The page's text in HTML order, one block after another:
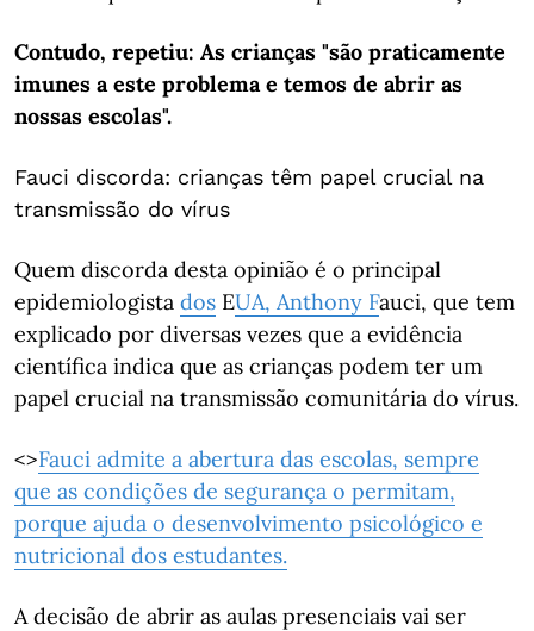
Contudo, repetiu: As crianças "são praticamente
imunes a este problema e temos de abrir as
nossas escolas".
Fauci discorda: crianças têm papel crucial na
transmissão do vírus
Quem discorda desta opinião é o principal
epidemiologista dos EUA, Anthony Fauci, que tem
explicado por diversas vezes que a evidência
científica indica que as crianças podem ter um
papel crucial na transmissão comunitária do vírus.
<>Fauci admite a abertura das escolas, sempre
que as condições de segurança o permitam,
porque ajuda o desenvolvimento psicológico e
nutricional dos estudantes.
A decisão de abrir as aulas presenciais vai ser